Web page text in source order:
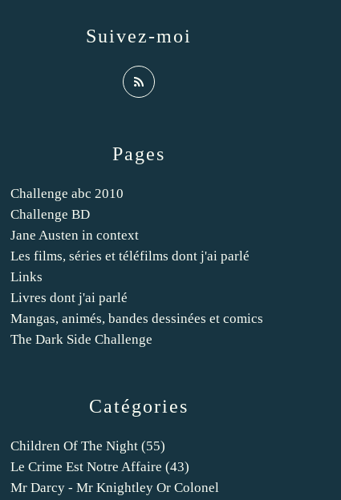
Catégories
Children Of The Night (55)
Le Crime Est Notre Affaire (43)
Mr Darcy - Mr Knightley Or Colonel
Pages
Challenge abc 2010
Challenge BD
Jane Austen in context
Les films, séries et téléfilms dont j'ai parlé
Links
Livres dont j'ai parlé
Mangas, animés, bandes dessinées et comics
The Dark Side Challenge
Suivez-moi